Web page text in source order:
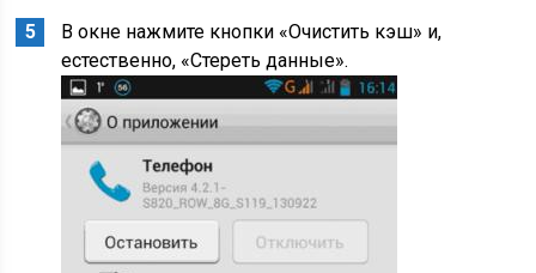
В окне нажмите кнопки «Очистить кэш» и,
естественно, «Стереть данные».